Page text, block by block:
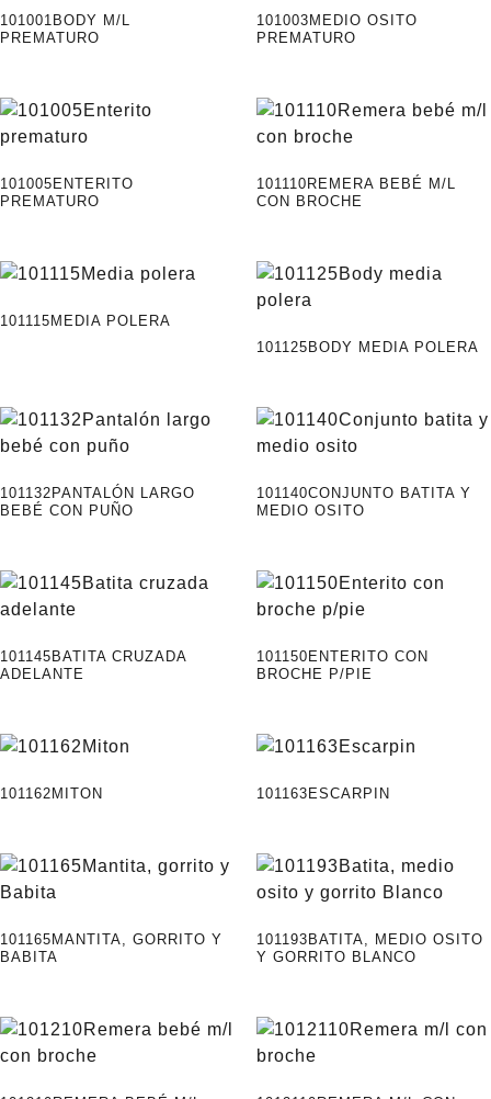
101001BODY M/L
PREMATURO
101003MEDIO OSITO
PREMATURO
101005ENTERITO
PREMATURO
101110REMERA BEBÉ M/L
CON BROCHE
101115MEDIA POLERA
101125BODY MEDIA POLERA
101132PANTALÓN LARGO
BEBÉ CON PUÑO
101140CONJUNTO BATITA Y
MEDIO OSITO
101145BATITA CRUZADA
ADELANTE
101150ENTERITO CON
BROCHE P/PIE
101162MITON 101163ESCARPIN
101165MANTITA, GORRITO Y
BABITA
101193BATITA, MEDIO OSITO
Y GORRITO BLANCO